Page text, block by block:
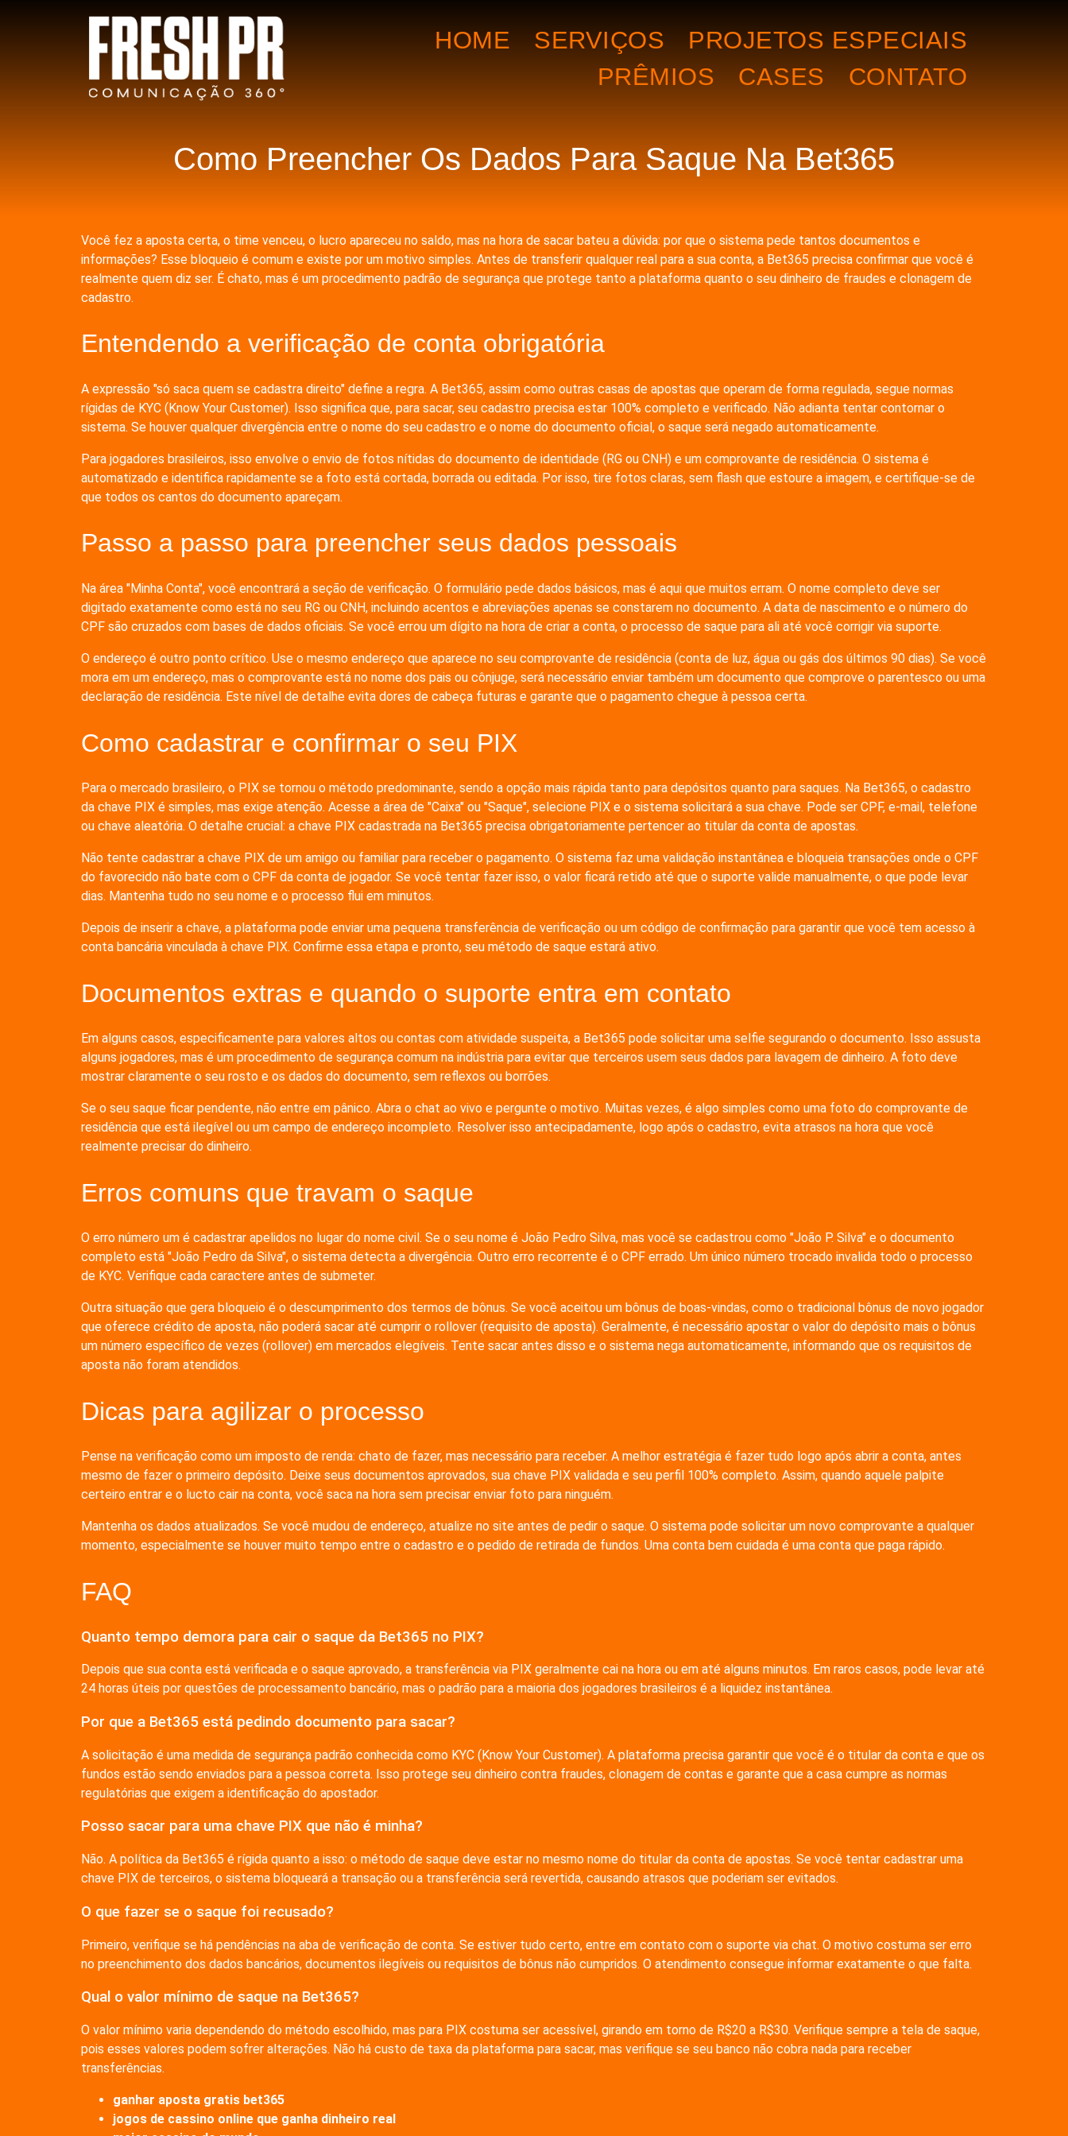
HOME SERVIÇOS
PROJETOS ESPECIAIS
PRÊMIOS
CASES CONTATO
Como Preencher Os Dados Para Saque Na Bet365
Você fez a aposta certa, o time venceu, o lucro apareceu no saldo, mas na hora de sacar bateu a dúvida: por que o sistema pede tantos documentos e
informações? Esse bloqueio é comum e existe por um motivo simples. Antes de transferir qualquer real para a sua conta, a Bet365 precisa confirmar que você é
realmente quem diz ser. É chato, mas é um procedimento padrão de segurança que protege tanto a plataforma quanto o seu dinheiro de fraudes e clonagem de
cadastro.
Entendendo a verificação de conta obrigatória
A expressão "só saca quem se cadastra direito" define a regra. A Bet365, assim como outras casas de apostas que operam de forma regulada, segue normas
rígidas de KYC (Know Your Customer). Isso significa que, para sacar, seu cadastro precisa estar 100% completo e verificado. Não adianta tentar contornar o
sistema. Se houver qualquer divergência entre o nome do seu cadastro e o nome do documento oficial, o saque será negado automaticamente.
Para jogadores brasileiros, isso envolve o envio de fotos nítidas do documento de identidade (RG ou CNH) e um comprovante de residência. O sistema é
automatizado e identifica rapidamente se a foto está cortada, borrada ou editada. Por isso, tire fotos claras, sem flash que estoure a imagem, e certifique-se de
que todos os cantos do documento apareçam.
Passo a passo para preencher seus dados pessoais
Na área "Minha Conta", você encontrará a seção de verificação. O formulário pede dados básicos, mas é aqui que muitos erram. O nome completo deve ser
digitado exatamente como está no seu RG ou CNH, incluindo acentos e abreviações apenas se constarem no documento. A data de nascimento e o número do
CPF são cruzados com bases de dados oficiais. Se você errou um dígito na hora de criar a conta, o processo de saque para ali até você corrigir via suporte.
O endereço é outro ponto crítico. Use o mesmo endereço que aparece no seu comprovante de residência (conta de luz, água ou gás dos últimos 90 dias). Se você
mora em um endereço, mas o comprovante está no nome dos pais ou cônjuge, será necessário enviar também um documento que comprove o parentesco ou uma
declaração de residência. Este nível de detalhe evita dores de cabeça futuras e garante que o pagamento chegue à pessoa certa.
Como cadastrar e confirmar o seu PIX
Para o mercado brasileiro, o PIX se tornou o método predominante, sendo a opção mais rápida tanto para depósitos quanto para saques. Na Bet365, o cadastro
da chave PIX é simples, mas exige atenção. Acesse a área de "Caixa" ou "Saque", selecione PIX e o sistema solicitará a sua chave. Pode ser CPF, e-mail, telefone
ou chave aleatória. O detalhe crucial: a chave PIX cadastrada na Bet365 precisa obrigatoriamente pertencer ao titular da conta de apostas.
Não tente cadastrar a chave PIX de um amigo ou familiar para receber o pagamento. O sistema faz uma validação instantânea e bloqueia transações onde o CPF
do favorecido não bate com o CPF da conta de jogador. Se você tentar fazer isso, o valor ficará retido até que o suporte valide manualmente, o que pode levar
dias. Mantenha tudo no seu nome e o processo flui em minutos.
Depois de inserir a chave, a plataforma pode enviar uma pequena transferência de verificação ou um código de confirmação para garantir que você tem acesso à
conta bancária vinculada à chave PIX. Confirme essa etapa e pronto, seu método de saque estará ativo.
Documentos extras e quando o suporte entra em contato
Em alguns casos, especificamente para valores altos ou contas com atividade suspeita, a Bet365 pode solicitar uma selfie segurando o documento. Isso assusta
alguns jogadores, mas é um procedimento de segurança comum na indústria para evitar que terceiros usem seus dados para lavagem de dinheiro. A foto deve
mostrar claramente o seu rosto e os dados do documento, sem reflexos ou borrões.
Se o seu saque ficar pendente, não entre em pânico. Abra o chat ao vivo e pergunte o motivo. Muitas vezes, é algo simples como uma foto do comprovante de
residência que está ilegível ou um campo de endereço incompleto. Resolver isso antecipadamente, logo após o cadastro, evita atrasos na hora que você
realmente precisar do dinheiro.
Erros comuns que travam o saque
O erro número um é cadastrar apelidos no lugar do nome civil. Se o seu nome é João Pedro Silva, mas você se cadastrou como "João P. Silva" e o documento
completo está "João Pedro da Silva", o sistema detecta a divergência. Outro erro recorrente é o CPF errado. Um único número trocado invalida todo o processo
de KYC. Verifique cada caractere antes de submeter.
Outra situação que gera bloqueio é o descumprimento dos termos de bônus. Se você aceitou um bônus de boas-vindas, como o tradicional bônus de novo jogador
que oferece crédito de aposta, não poderá sacar até cumprir o rollover (requisito de aposta). Geralmente, é necessário apostar o valor do depósito mais o bônus
um número específico de vezes (rollover) em mercados elegíveis. Tente sacar antes disso e o sistema nega automaticamente, informando que os requisitos de
aposta não foram atendidos.
Dicas para agilizar o processo
Pense na verificação como um imposto de renda: chato de fazer, mas necessário para receber. A melhor estratégia é fazer tudo logo após abrir a conta, antes
mesmo de fazer o primeiro depósito. Deixe seus documentos aprovados, sua chave PIX validada e seu perfil 100% completo. Assim, quando aquele palpite
certeiro entrar e o lucto cair na conta, você saca na hora sem precisar enviar foto para ninguém.
Mantenha os dados atualizados. Se você mudou de endereço, atualize no site antes de pedir o saque. O sistema pode solicitar um novo comprovante a qualquer
momento, especialmente se houver muito tempo entre o cadastro e o pedido de retirada de fundos. Uma conta bem cuidada é uma conta que paga rápido.
FAQ
Quanto tempo demora para cair o saque da Bet365 no PIX?
Depois que sua conta está verificada e o saque aprovado, a transferência via PIX geralmente cai na hora ou em até alguns minutos. Em raros casos, pode levar até
24 horas úteis por questões de processamento bancário, mas o padrão para a maioria dos jogadores brasileiros é a liquidez instantânea.
Por que a Bet365 está pedindo documento para sacar?
A solicitação é uma medida de segurança padrão conhecida como KYC (Know Your Customer). A plataforma precisa garantir que você é o titular da conta e que os
fundos estão sendo enviados para a pessoa correta. Isso protege seu dinheiro contra fraudes, clonagem de contas e garante que a casa cumpre as normas
regulatórias que exigem a identificação do apostador.
Posso sacar para uma chave PIX que não é minha?
Não. A política da Bet365 é rígida quanto a isso: o método de saque deve estar no mesmo nome do titular da conta de apostas. Se você tentar cadastrar uma
chave PIX de terceiros, o sistema bloqueará a transação ou a transferência será revertida, causando atrasos que poderiam ser evitados.
O que fazer se o saque foi recusado?
Primeiro, verifique se há pendências na aba de verificação de conta. Se estiver tudo certo, entre em contato com o suporte via chat. O motivo costuma ser erro
no preenchimento dos dados bancários, documentos ilegíveis ou requisitos de bônus não cumpridos. O atendimento consegue informar exatamente o que falta.
Qual o valor mínimo de saque na Bet365?
O valor mínimo varia dependendo do método escolhido, mas para PIX costuma ser acessível, girando em torno de R$20 a R$30. Verifique sempre a tela de saque,
pois esses valores podem sofrer alterações. Não há custo de taxa da plataforma para sacar, mas verifique se seu banco não cobra nada para receber
transferências.
ganhar aposta gratis bet365
jogos de cassino online que ganha dinheiro real